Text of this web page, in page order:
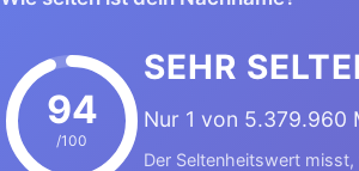
94
/100
SEHR
Nur 1 von 5.379.960
Der Seltenheitswert